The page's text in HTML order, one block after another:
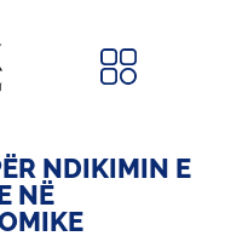
NDIKIMIN E
NË